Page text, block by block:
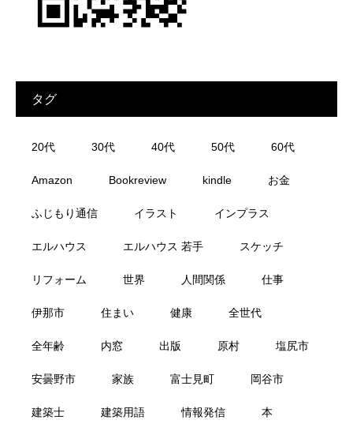
タグ
20代 30代 40代 50代 60代
Amazon Bookreview kindle お金
ふじもり通信 イラスト インプラス
エルハウス エルハウス 若手 スケッチ
リフォーム 世界 人間関係 仕事
伊那市 住まい 健康 全世代
全年齢 内窓 出版 原村 塩尻市
安曇野市 家族 富士見町 岡谷市
建築士 建築用語 情報発信 本